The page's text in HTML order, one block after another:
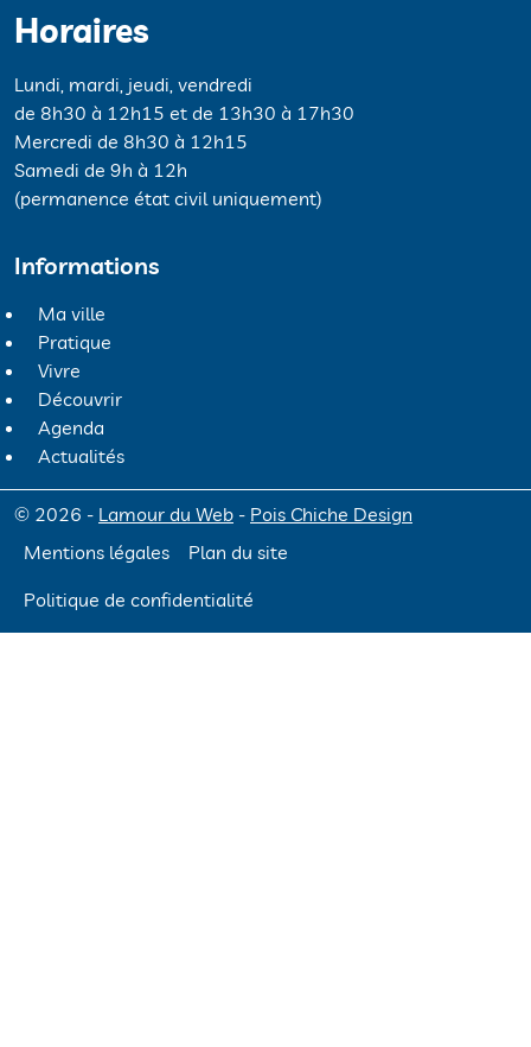
Horaires
Lundi, mardi, jeudi, vendredi
de 8h30 à 12h15 et de 13h30 à 17h30
Mercredi de 8h30 à 12h15
Samedi de 9h à 12h
(permanence état civil uniquement)
Informations
Ma ville
Pratique
Vivre
Découvrir
Agenda
Actualités
© 2026 - Lamour du Web - Pois Chiche Design
Mentions légales
Plan du site
Politique de confidentialité